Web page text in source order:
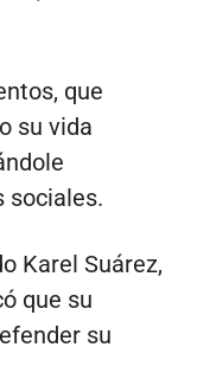
que
su vida
sociales.
Karel Suárez,
que su
su